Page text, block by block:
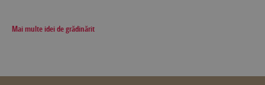
Mai multe idei de grădinărit